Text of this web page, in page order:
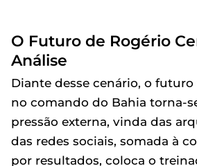
O Futuro de Rogério
Análise
Diante desse cenário, o futuro
no comando do Bahia torna-
pressão externa, vinda das
das redes sociais, somada à
por resultados, coloca o